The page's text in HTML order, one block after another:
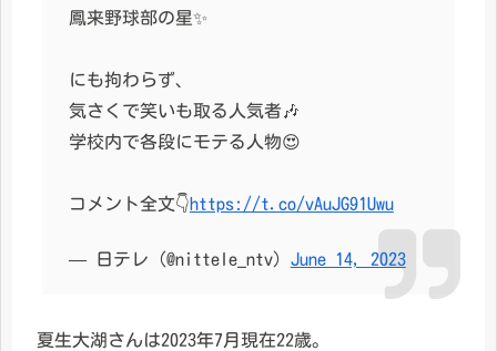
鳳来野球部の星✨
にも拘わらず、
気さくで笑いも取る人気者🎶
学校内で各段にモテる人物😍
コメント全文👇https://t.co/vAuJG91Uwu
— 日テレ (@nittele_ntv) June 14, 2023
夏生大湖さんは2023年7月現在22歳。